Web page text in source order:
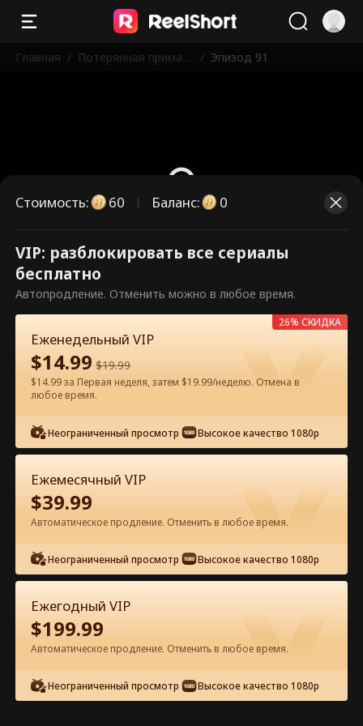
Главная / Потерянная прима-б
/ Эпизод 91
Это платные эпизоды.
Разблокируйте, чтобы смотреть.
60Разблокировать сейчас
Смотреть бесплатно в приложении
Эпизод 91 - Потерянная прима-
балерина Полный фильм
0-49 50-91 Все эпизоды
90
Стоимость: 60 Баланс: 0
VIP: разблокировать все сериалы
бесплатно
Автопродление. Отменить можно в любое время.
Еженедельный VIP
$14.99 $19.99
$14.99 за Первая неделя, затем $19.99/неделю. Отмена в
любое время.
Неограниченный просмотр Высокое качество 1080p
26% СКИДКА
Ежемесячный VIP
$39.99
Автоматическое продление. Отменить в любое время.
Неограниченный просмотр Высокое качество 1080p
Ежегодный VIP
$199.99
Автоматическое продление. Отменить в любое время.
Неограниченный просмотр Высокое качество 1080p